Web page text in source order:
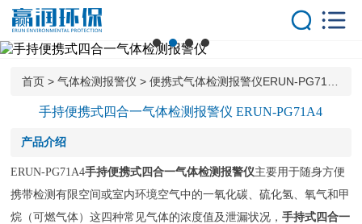
首页
产品中心
气体分析仪器
气体报警控制器
统
气体在线监测系
解决方案
首页> 气体检测报警仪 > 便携式气体检测报警仪ERUN-PG71A4
手持便携式四合一气体检测报警仪 ERUN-PG71A4
产品介绍
ERUN-PG71A4手持便携式四合一气体检测报警仪主要用于随身方便
携带检测有限空间或室内环境空气中的一氧化碳、硫化氢、氧气和甲
烷（可燃气体）这四种常见气体的浓度值及泄漏状况，手持式四合一